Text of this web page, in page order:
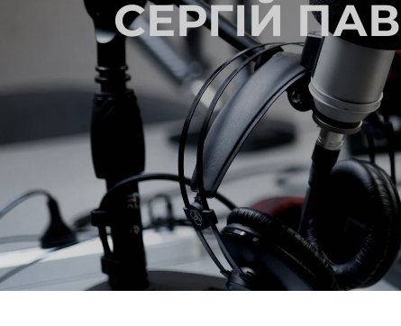
СЕРГІЙ